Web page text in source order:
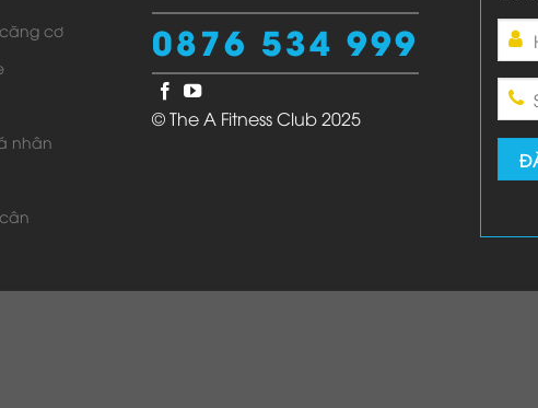
cơ
nhân
0876 534 999
© The A Fitness Club 2025
với bạn trong vòng 24h
kiện sử dụng